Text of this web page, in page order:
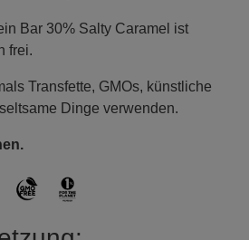
Bar 30% Salty Caramel ist
frei.
Transfette, GMOs, künstliche
Dinge verwenden.